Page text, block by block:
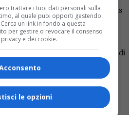
fu sostenuta anche dal Lions
quale Caneparo era stato
di una vita dedicata all’arte
dato biografico: Placido Castaldi
ma visse e lavorò nella sua
lassù in alto, vicino alla
agli ultimi anni della sua vita ed
veri, con un buon whisky
minore di Bach suonata
trattare i tuoi dati personali sulla
al quale puoi opporti gestendo
un link in fondo a questa
per gestire o revocare il consenso
e dei cookie.
le opzioni